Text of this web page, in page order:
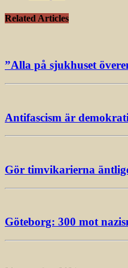
Related Articles
”Alla på sjukhuset
Antifascism är
Gör timvikarierna
Göteborg: 300 mot